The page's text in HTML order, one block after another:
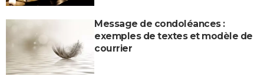
Message de condoléances :
exemples de textes et modèle de
courrier